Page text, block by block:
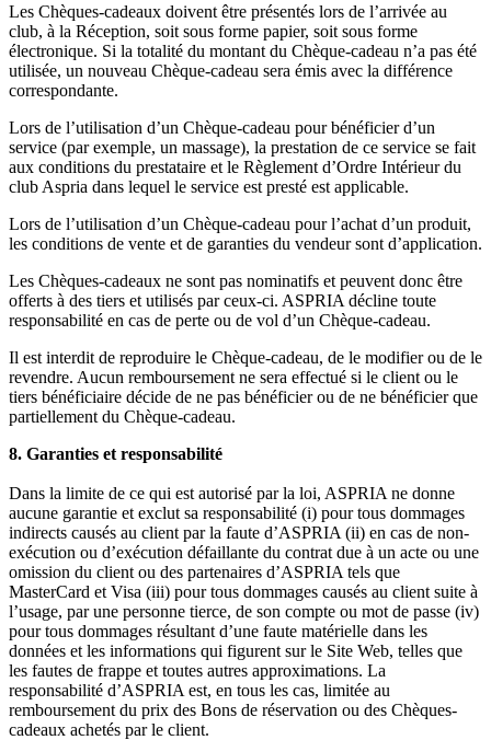
Les Chèques-cadeaux doivent être présentés lors de l’arrivée au
club, à la Réception, soit sous forme papier, soit sous forme
électronique. Si la totalité du montant du Chèque-cadeau n’a pas été
utilisée, un nouveau Chèque-cadeau sera émis avec la différence
correspondante.
Lors de l’utilisation d’un Chèque-cadeau pour bénéficier d’un
service (par exemple, un massage), la prestation de ce service se fait
aux conditions du prestataire et le Règlement d’Ordre Intérieur du
club Aspria dans lequel le service est presté est applicable.
Lors de l’utilisation d’un Chèque-cadeau pour l’achat d’un produit,
les conditions de vente et de garanties du vendeur sont d’application.
Les Chèques-cadeaux ne sont pas nominatifs et peuvent donc être
offerts à des tiers et utilisés par ceux-ci. ASPRIA décline toute
responsabilité en cas de perte ou de vol d’un Chèque-cadeau.
Il est interdit de reproduire le Chèque-cadeau, de le modifier ou de le
revendre. Aucun remboursement ne sera effectué si le client ou le
tiers bénéficiaire décide de ne pas bénéficier ou de ne bénéficier que
partiellement du Chèque-cadeau.
8. Garanties et responsabilité
Dans la limite de ce qui est autorisé par la loi, ASPRIA ne donne
aucune garantie et exclut sa responsabilité (i) pour tous dommages
indirects causés au client par la faute d’ASPRIA (ii) en cas de non-
exécution ou d’exécution défaillante du contrat due à un acte ou une
omission du client ou des partenaires d’ASPRIA tels que
MasterCard et Visa (iii) pour tous dommages causés au client suite à
l’usage, par une personne tierce, de son compte ou mot de passe (iv)
pour tous dommages résultant d’une faute matérielle dans les
données et les informations qui figurent sur le Site Web, telles que
les fautes de frappe et toutes autres approximations. La
responsabilité d’ASPRIA est, en tous les cas, limitée au
remboursement du prix des Bons de réservation ou des Chèques-
cadeaux achetés par le client.